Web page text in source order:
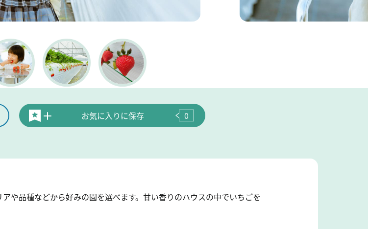
お気に入りに保存 0
や品種などから好みの園を選べます。甘い香りのハウスの中でいちごを